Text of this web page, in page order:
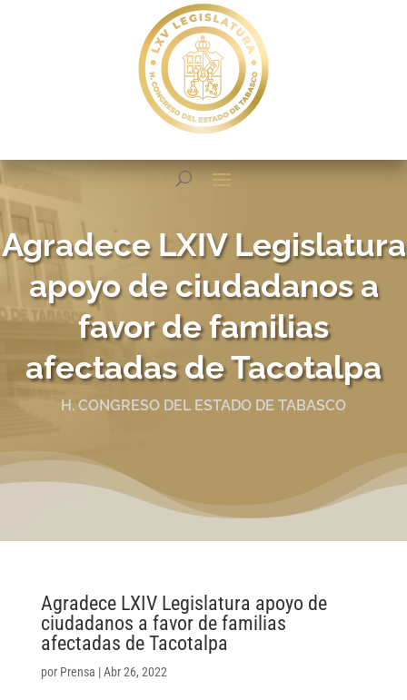
Agradece LXIV Legislatura
apoyo de ciudadanos a
favor de familias
afectadas de Tacotalpa
H. CONGRESO DEL ESTADO DE TABASCO
Agradece LXIV Legislatura apoyo de
ciudadanos a favor de familias
afectadas de Tacotalpa
por Prensa |Abr 26, 2022